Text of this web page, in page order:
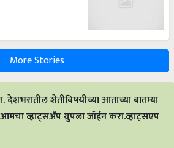
More Stories
शेतीविषयीच्या आताच्या बातम्या
व्हाट्सअँप ग्रुपला जॉईन करा.व्हाट्सएप